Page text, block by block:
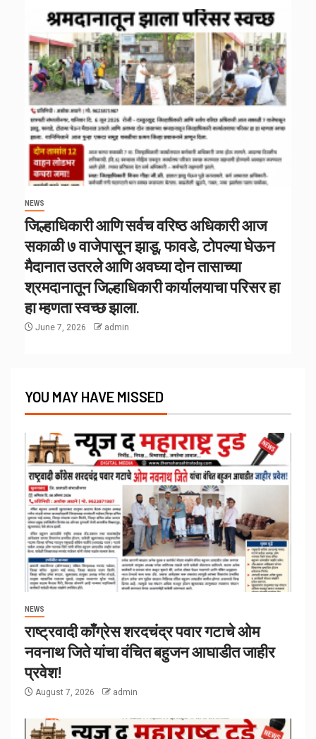
NEWS
जिल्हाधिकारी आणि सर्वच वरिष्ठ अधिकारी आज
सकाळी ७ वाजेपासून झाडू, फावडे, टोपल्या घेऊन
मैदानात उतरले आणि अवघ्या दोन तासाच्या
श्रमदानातून जिल्हाधिकारी कार्यालयाचा परिसर हा
हा म्हणता स्वच्छ झाला.
June 7, 2026 admin
YOU MAY HAVE MISSED
NEWS
राष्ट्रवादी काँग्रेस शरदचंद्र पवार गटाचे ओम
नवनाथ जिते यांचा वंचित बहुजन आघाडीत जाहीर
प्रवेश!
August 7, 2026 admin